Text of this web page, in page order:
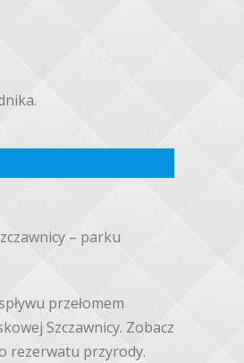
– parku
przełomem
Szczawnicy. Zobacz
rezerwatu przyrody.